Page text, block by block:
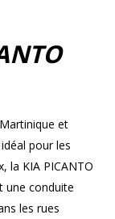
et
pour les
la KIA PICANTO
une conduite
les rues